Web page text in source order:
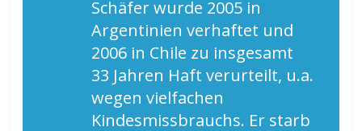
Schäfer wurde 2005 in
Argentinien verhaftet und
2006 in Chile zu insgesamt
33 Jahren Haft verurteilt, u.a.
wegen vielfachen
Kindesmissbrauchs. Er starb